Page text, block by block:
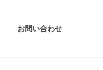
お問い合わせ